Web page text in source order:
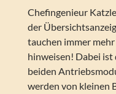
Chefingenieur
der
tauchen immer
hinweisen! Dabei ist
beiden
werden von kleinen